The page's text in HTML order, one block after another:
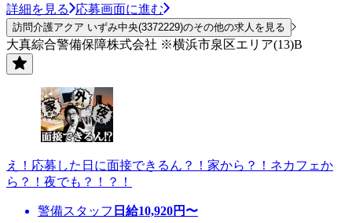
詳細を見る 応募画面に進む
訪問介護アクア いずみ中央(3372229)のその他の求人を見る
大真綜合警備保障株式会社 ※横浜市泉区エリア(13)B
え！応募した日に面接できるん？！家から？！ネカフェか
ら？！夜でも？！？！
警備スタッフ 日給10,920円〜